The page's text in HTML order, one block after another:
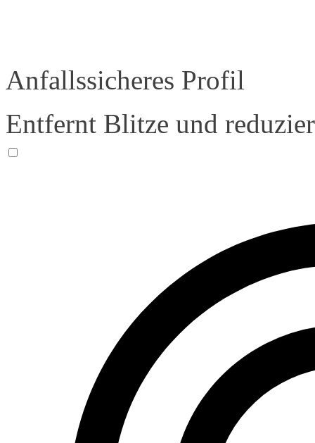
Anfallssicheres Profil
Entfernt Blitze und